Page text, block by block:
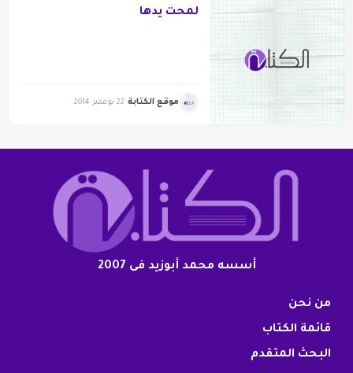
لمحت يدها
موقع الكتابة 22 نوفمبر 2014
أسسه محمد أبوزيد فى 2007
من نحن
قائمة الكتاب
البحث المتقدم